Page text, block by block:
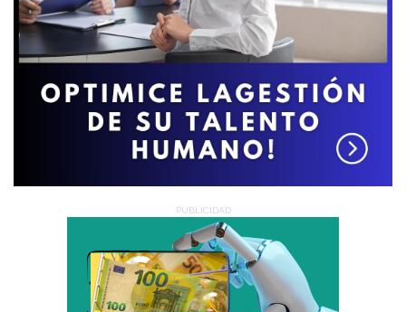
PUBLICIDAD